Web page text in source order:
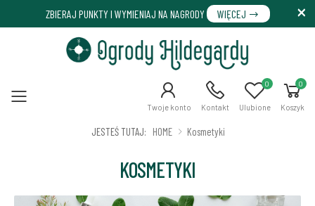
ZBIERAJ PUNKTY I WYMIENIAJ NA NAGRODY WIĘCEJ
Menu Twoje konto Kontakt Ulubione
0 0
Koszyk
JESTEŚ TUTAJ: HOME Kosmetyki
KOSMETYKI